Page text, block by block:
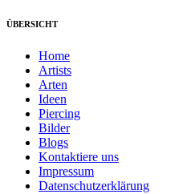
ÜBERSICHT
Home
Artists
Arten
Ideen
Piercing
Bilder
Blogs
Kontaktiere uns
Impressum
Datenschutzerklärung